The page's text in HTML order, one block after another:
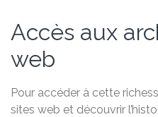
Accès aux
web
Pour accéder à cette
sites web et découvrir